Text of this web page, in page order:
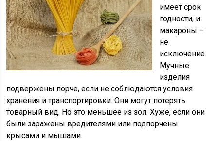
имеет срок
годности, и
макароны –
не
исключение.
Мучные
изделия
подвержены порче, если не соблюдаются условия
хранения и транспортировки. Они могут потерять
товарный вид. Но это меньшее из зол. Хуже, если они
были заражены вредителями или подпорчены
крысами и мышами.